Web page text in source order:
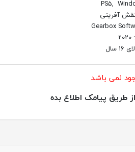
آفرینی
نمی باشد
طریق پیامک اطلاع بده